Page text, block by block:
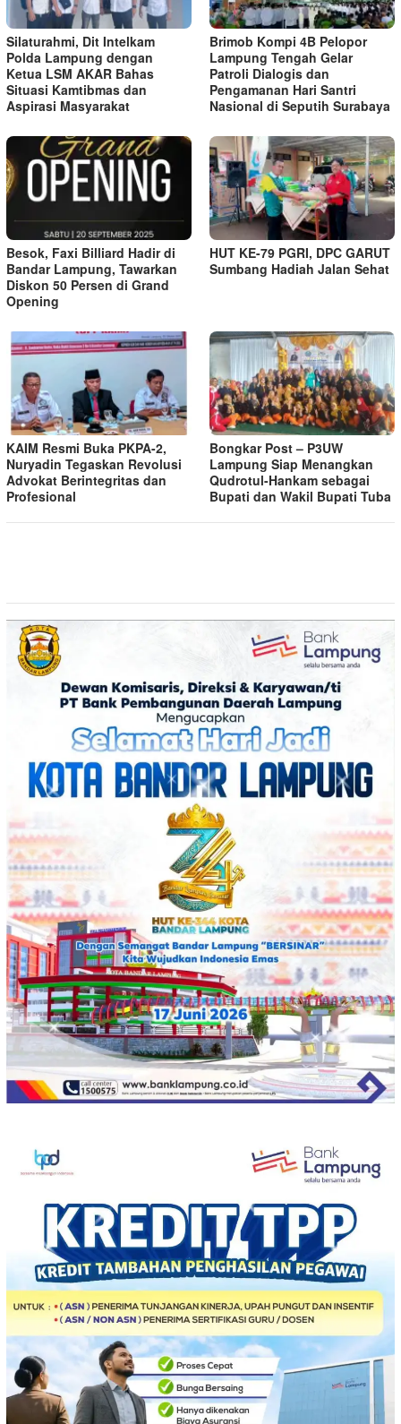
Silaturahmi, Dit Intelkam
Polda Lampung dengan
Ketua LSM AKAR Bahas
Situasi Kamtibmas dan
Aspirasi Masyarakat
Brimob Kompi 4B Pelopor
Lampung Tengah Gelar
Patroli Dialogis dan
Pengamanan Hari Santri
Nasional di Seputih Surabaya
Besok, Faxi Billiard Hadir di
Bandar Lampung, Tawarkan
Diskon 50 Persen di Grand
Opening
HUT KE-79 PGRI, DPC GARUT
Sumbang Hadiah Jalan Sehat
KAIM Resmi Buka PKPA-2,
Nuryadin Tegaskan Revolusi
Advokat Berintegritas dan
Profesional
Bongkar Post – P3UW
Lampung Siap Menangkan
Qudrotul-Hankam sebagai
Bupati dan Wakil Bupati Tuba